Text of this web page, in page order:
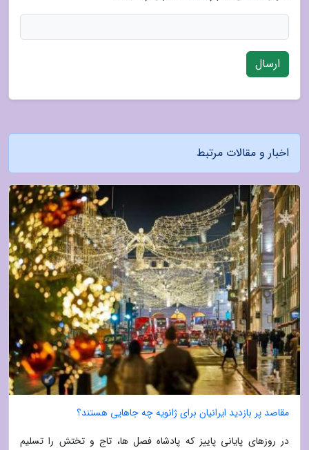
ارسال
اخبار و مقالات مرتبط
مقاصد پر بازدید ایرانیان برای ژانویه چه جاهایی هستند؟
در روزهای پایانی پاییز که پادشاه فصل ها، تاج و تختش را تسلیم